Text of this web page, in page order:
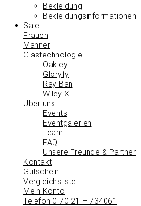
Bekleidung
Bekleidungsinformationen
Sale
Frauen
Männer
Glastechnologie
Oakley
Gloryfy
Ray Ban
Wiley X
Über uns
Events
Eventgalerien
Team
FAQ
Unsere Freunde & Partner
Kontakt
Gutschein
Vergleichsliste
Mein Konto
Telefon 0 70 21 – 734061